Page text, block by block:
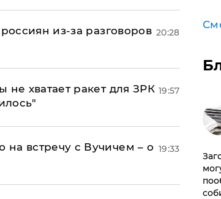
из-за разговоров 20:28
не хватает ракет для ЗРК 19:57
встречу с Вучичем – о 19:33